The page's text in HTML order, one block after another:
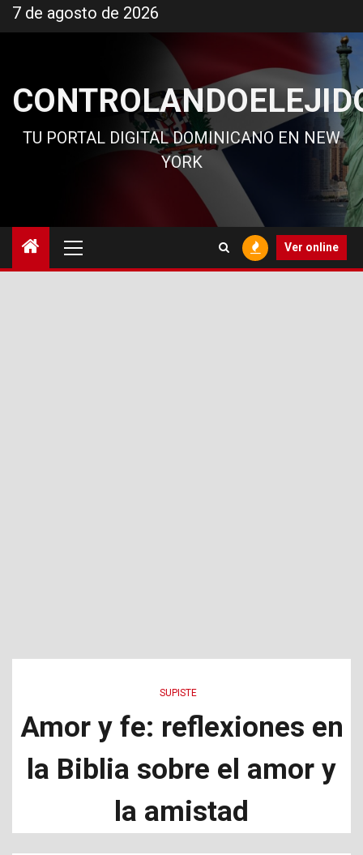
al
7 de agosto de 2026
TU PORTAL DIGITAL DOMINICANO EN NEW
YORK
principal
Ver online
SUPISTE
Amor y fe: reflexiones en
la Biblia sobre el amor y
la amistad